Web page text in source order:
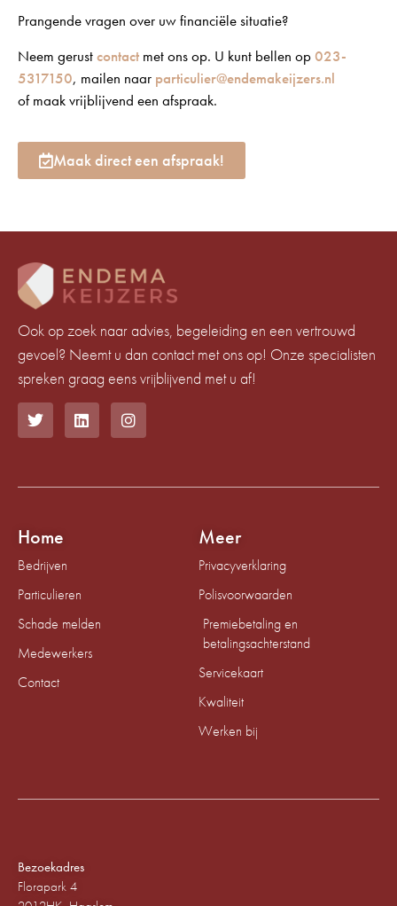
Prangende vragen over uw financiële situatie?
Neem gerustcontact met ons op. U kunt bellen op 023-
5317150, mailen naar particulier@endemakeijzers.nl
of maak vrijblijvend een afspraak.
Maak direct een afspraak!
Ook op zoek naar advies, begeleiding en een vertrouwd
gevoel? Neemt u dan contact met ons op! Onze specialisten
spreken graag eens vrijblijvend met u af!
Home
Bedrijven
Particulieren
Schade melden
Medewerkers
Contact
Meer
Privacyverklaring
Polisvoorwaarden
Premiebetaling en
betalingsachterstand
Servicekaart
Kwaliteit
Werken bij
Bezoekadres
Florapark 4